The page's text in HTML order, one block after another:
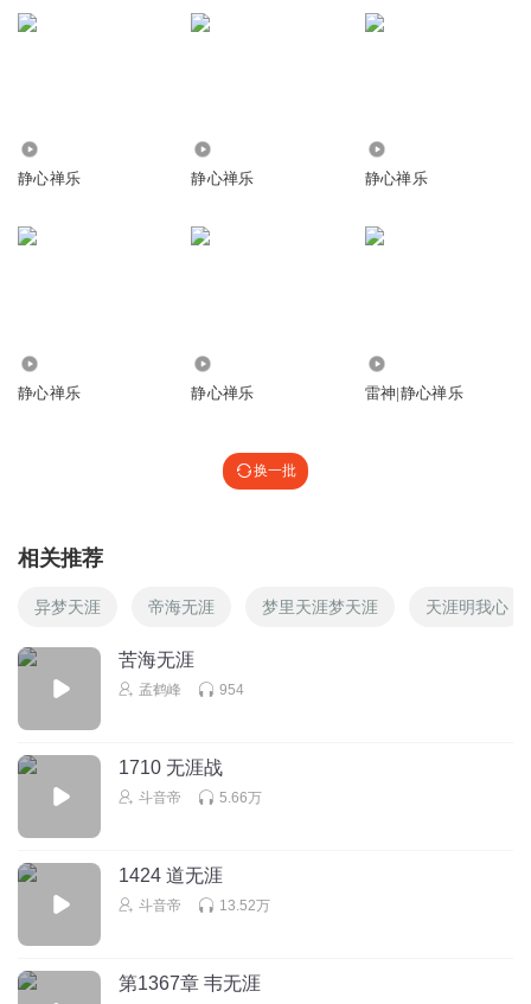
静心禅乐 静心禅乐 静心禅乐
静心禅乐 静心禅乐 雷神|静心禅乐
换一批
相关推荐
异梦天涯 帝海无涯 梦里天涯梦天涯 天涯明我心
苦海无涯
孟鹤峰 954
1710 无涯战
斗音帝 5.66万
1424 道无涯
斗音帝 13.52万
第1367章 韦无涯